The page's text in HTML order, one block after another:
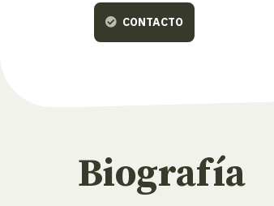
CONTACTO
Biografía